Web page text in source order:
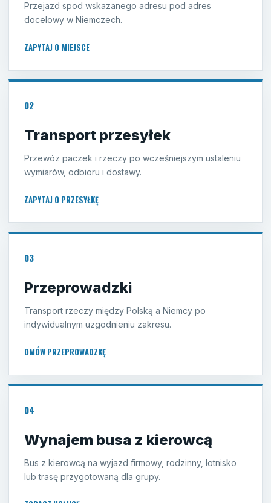
Przejazd spod wskazanego adresu pod adres
docelowy w Niemczech.
ZAPYTAJ O MIEJSCE
02
Transport przesyłek
Przewóz paczek i rzeczy po wcześniejszym ustaleniu
wymiarów, odbioru i dostawy.
ZAPYTAJ O PRZESYŁKĘ
03
Przeprowadzki
Transport rzeczy między Polską a Niemcy po
indywidualnym uzgodnieniu zakresu.
OMÓW PRZEPROWADZKĘ
04
Wynajem busa z kierowcą
Bus z kierowcą na wyjazd firmowy, rodzinny, lotnisko
lub trasę przygotowaną dla grupy.